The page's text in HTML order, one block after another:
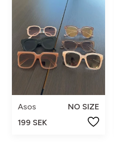
Asos
NO SIZE
199 SEK